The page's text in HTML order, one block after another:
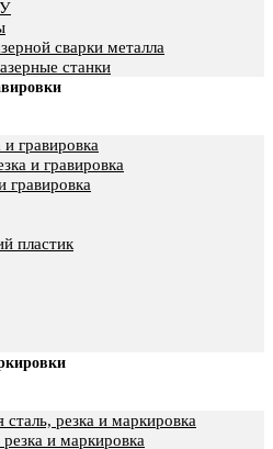
сварки металла
станки
гравировка
и гравировка
гравировка
пластик
резка и маркировка
и маркировка